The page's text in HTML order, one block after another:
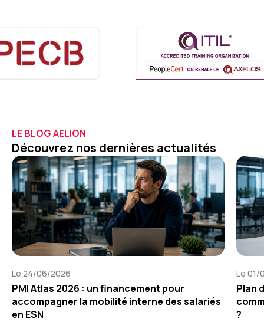
LE BLOG AELION
Découvrez nos dernières actualités
Le 24/06/2026
PMI Atlas 2026 : un financement pour
accompagner la mobilité interne des salariés
en ESN
Le 01/
Plan
?